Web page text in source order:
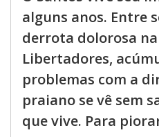
alguns anos. Entre
derrota dolorosa
Libertadores,
problemas com a
praiano se vê sem
que vive. Para